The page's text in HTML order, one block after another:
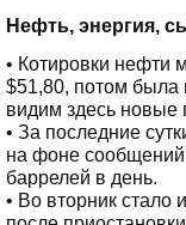
Нефть, энергия,
• Котировки нефти
$51,80, потом была
видим здесь новые
• За последние
на фоне
баррелей в день.
• Во вторник стало